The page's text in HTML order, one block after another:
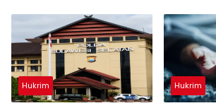
Hukrim Hukrim